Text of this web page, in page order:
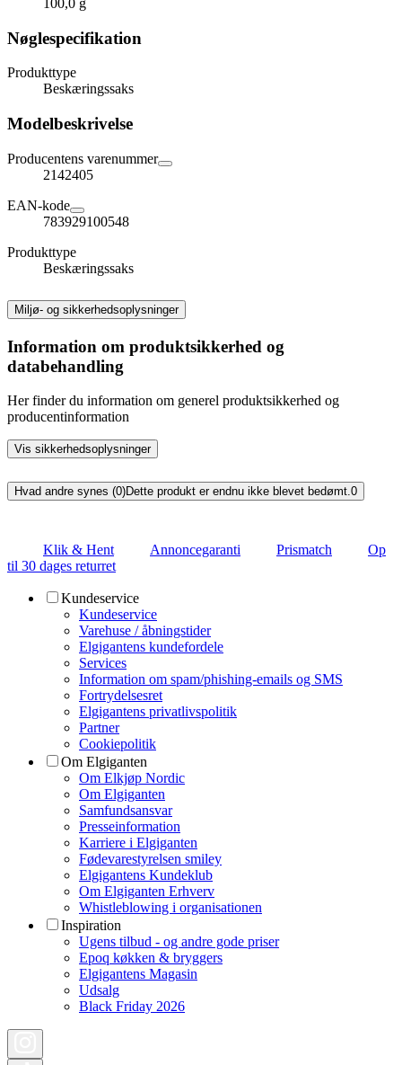
100,0 g
Nøglespecifikation
Produkttype
Beskæringssaks
Modelbeskrivelse
Producentens varenummer
2142405
EAN-kode
783929100548
Produkttype
Beskæringssaks
Miljø- og sikkerhedsoplysninger
Information om produktsikkerhed og
databehandling
Her finder du information om generel produktsikkerhed og
producentinformation
Vis sikkerhedsoplysninger
Hvad andre synes (0)Dette produkt er endnu ikke blevet bedømt.0
Klik & Hent Annoncegaranti Prismatch
Op
til 30 dages returret
Kundeservice
Kundeservice
Varehuse / åbningstider
Elgigantens kundefordele
Services
Information om spam/phishing-emails og SMS
Fortrydelsesret
Elgigantens privatlivspolitik
Partner
Cookiepolitik
Om Elgiganten
Om Elkjøp Nordic
Om Elgiganten
Samfundsansvar
Presseinformation
Karriere i Elgiganten
Fødevarestyrelsen smiley
Elgigantens Kundeklub
Om Elgiganten Erhverv
Whistleblowing i organisationen
Inspiration
Ugens tilbud - og andre gode priser
Epoq køkken & bryggers
Elgigantens Magasin
Udsalg
Black Friday 2026